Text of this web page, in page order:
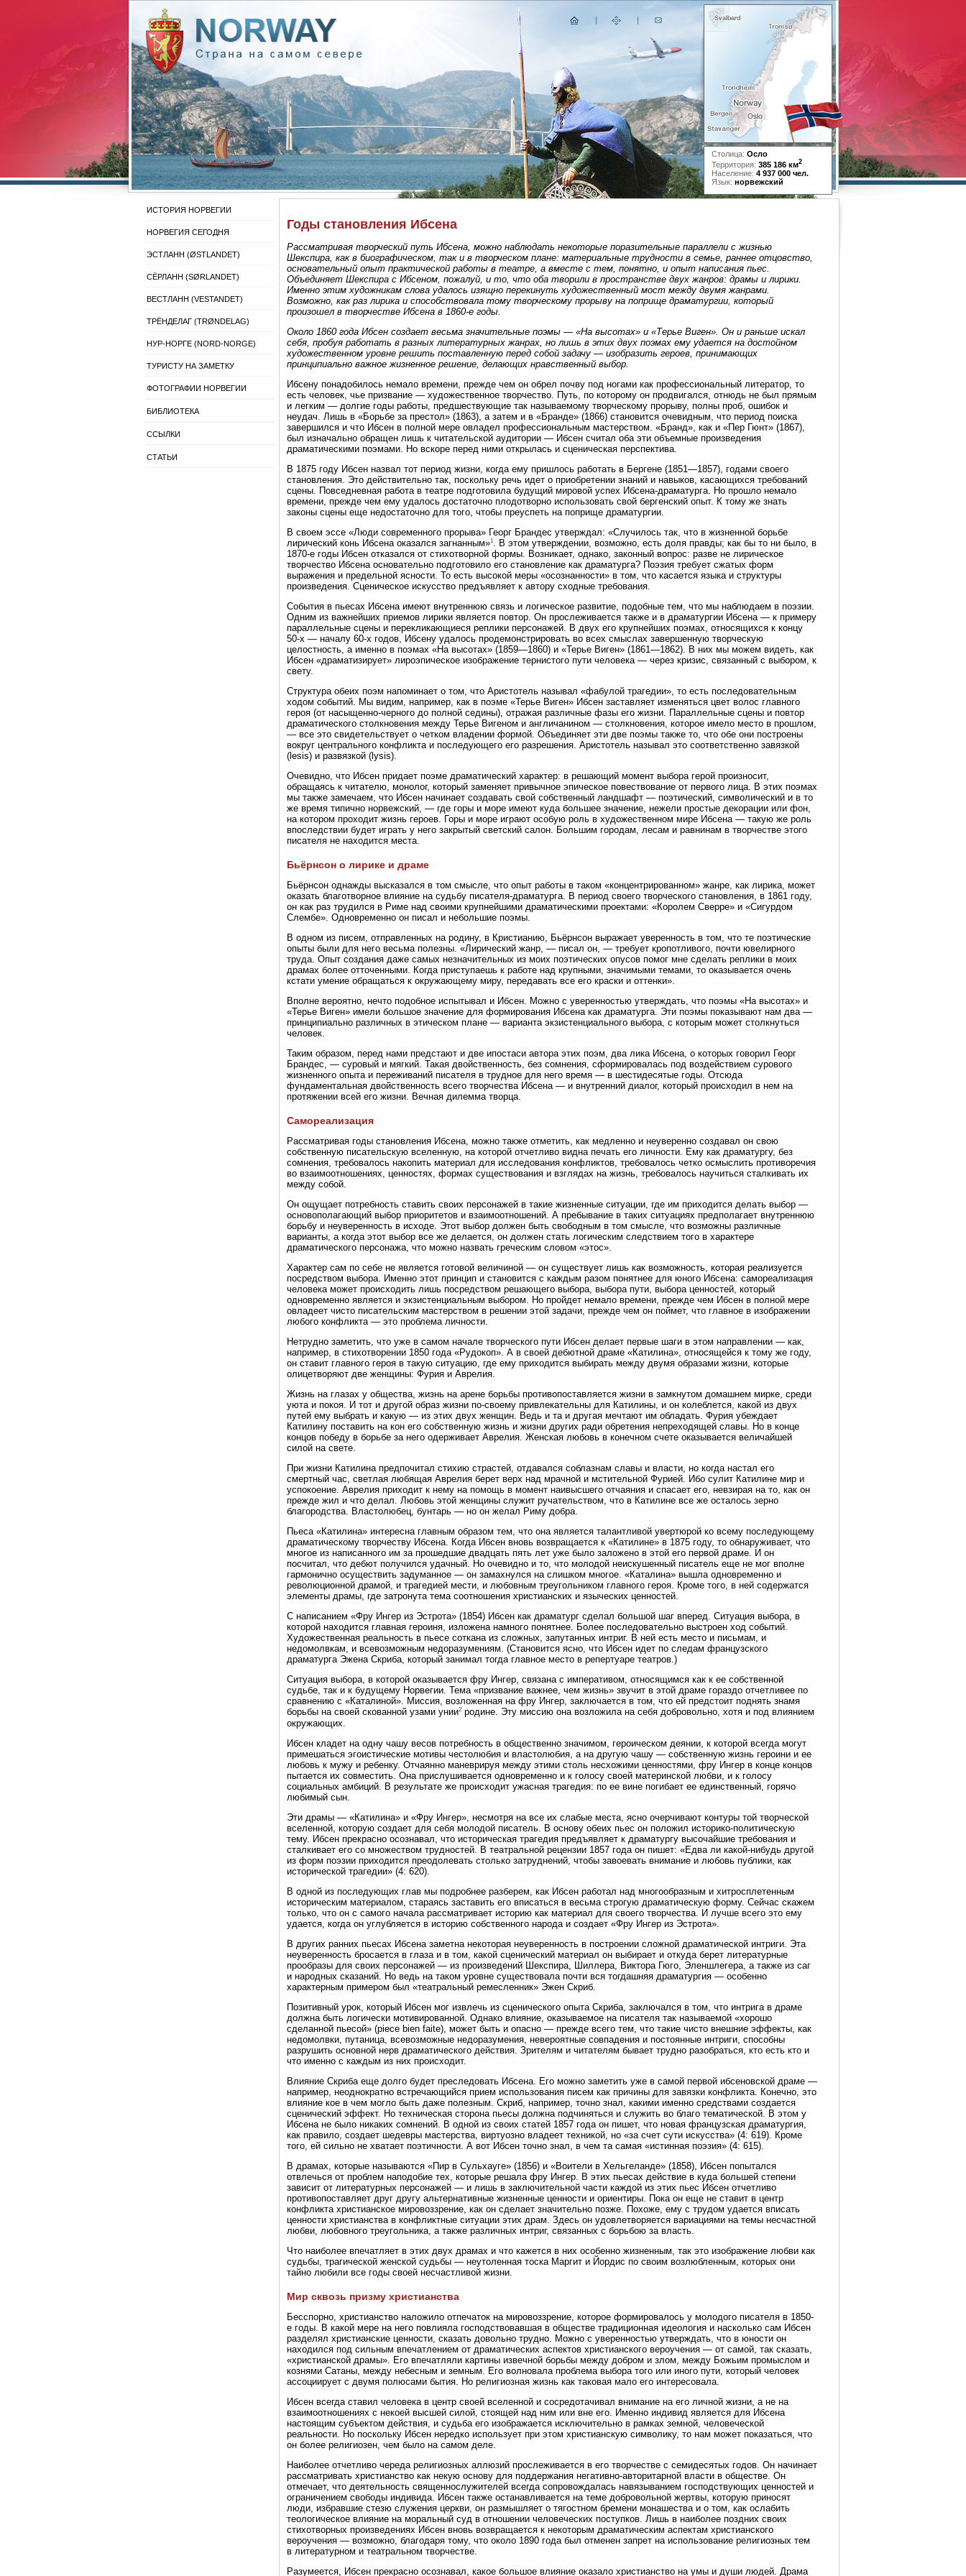
Столица: Осло
Территория: 385 186 км2
Население: 4 937 000 чел.
Язык: норвежский
ИСТОРИЯ НОРВЕГИИ
НОРВЕГИЯ СЕГОДНЯ
ЭСТЛАНН (ØSTLANDET)
СЁРЛАНН (SØRLANDET)
ВЕСТЛАНН (VESTANDET)
ТРЁНДЕЛАГ (TRØNDELAG)
НУР-НОРГЕ (NORD-NORGE)
ТУРИСТУ НА ЗАМЕТКУ
ФОТОГРАФИИ НОРВЕГИИ
БИБЛИОТЕКА
ССЫЛКИ
СТАТЬИ
Годы становления Ибсена
Рассматривая творческий путь Ибсена, можно наблюдать некоторые поразительные параллели с жизнью
Шекспира, как в биографическом, так и в творческом плане: материальные трудности в семье, раннее отцовство,
основательный опыт практической работы в театре, а вместе с тем, понятно, и опыт написания пьес.
Объединяет Шекспира с Ибсеном, пожалуй, и то, что оба творили в пространстве двух жанров: драмы и лирики.
Именно этим художникам слова удалось изящно перекинуть художественный мост между двумя жанрами.
Возможно, как раз лирика и способствовала тому творческому прорыву на поприще драматургии, который
произошел в творчестве Ибсена в 1860-е годы.
Около 1860 года Ибсен создает весьма значительные поэмы — «На высотах» и «Терье Виген». Он и раньше искал
себя, пробуя работать в разных литературных жанрах, но лишь в этих двух поэмах ему удается на достойном
художественном уровне решить поставленную перед собой задачу — изобразить героев, принимающих
принципиально важное жизненное решение, делающих нравственный выбор.
Ибсену понадобилось немало времени, прежде чем он обрел почву под ногами как профессиональный литератор, то
есть человек, чье призвание — художественное творчество. Путь, по которому он продвигался, отнюдь не был прямым
и легким — долгие годы работы, предшествующие так называемому творческому прорыву, полны проб, ошибок и
неудач. Лишь в «Борьбе за престол» (1863), а затем и в «Бранде» (1866) становится очевидным, что период поиска
завершился и что Ибсен в полной мере овладел профессиональным мастерством. «Бранд», как и «Пер Гюнт» (1867),
был изначально обращен лишь к читательской аудитории — Ибсен считал оба эти объемные произведения
драматическими поэмами. Но вскоре перед ними открылась и сценическая перспектива.
В 1875 году Ибсен назвал тот период жизни, когда ему пришлось работать в Бергене (1851—1857), годами своего
становления. Это действительно так, поскольку речь идет о приобретении знаний и навыков, касающихся требований
сцены. Повседневная работа в театре подготовила будущий мировой успех Ибсена-драматурга. Но прошло немало
времени, прежде чем ему удалось достаточно плодотворно использовать свой бергенский опыт. К тому же знать
законы сцены еще недостаточно для того, чтобы преуспеть на поприще драматургии.
В своем эссе «Люди современного прорыва» Георг Брандес утверждал: «Случилось так, что в жизненной борьбе
лирический конь Ибсена оказался загнанным»1. В этом утверждении, возможно, есть доля правды; как бы то ни было, в
1870-е годы Ибсен отказался от стихотворной формы. Возникает, однако, законный вопрос: разве не лирическое
творчество Ибсена основательно подготовило его становление как драматурга? Поэзия требует сжатых форм
выражения и предельной ясности. То есть высокой меры «осознанности» в том, что касается языка и структуры
произведения. Сценическое искусство предъявляет к автору сходные требования.
События в пьесах Ибсена имеют внутреннюю связь и логическое развитие, подобные тем, что мы наблюдаем в поэзии.
Одним из важнейших приемов лирики является повтор. Он прослеживается также и в драматургии Ибсена — к примеру
параллельные сцены и перекликающиеся реплики персонажей. В двух его крупнейших поэмах, относящихся к концу
50-х — началу 60-х годов, Ибсену удалось продемонстрировать во всех смыслах завершенную творческую
целостность, а именно в поэмах «На высотах» (1859—1860) и «Терье Виген» (1861—1862). В них мы можем видеть, как
Ибсен «драматизирует» лироэпическое изображение тернистого пути человека — через кризис, связанный с выбором, к
свету.
Структура обеих поэм напоминает о том, что Аристотель называл «фабулой трагедии», то есть последовательным
ходом событий. Мы видим, например, как в поэме «Терье Виген» Ибсен заставляет изменяться цвет волос главного
героя (от насыщенно-черного до полной седины), отражая различные фазы его жизни. Параллельные сцены и повтор
драматического столкновения между Терье Вигеном и англичанином — столкновения, которое имело место в прошлом,
— все это свидетельствует о четком владении формой. Объединяет эти две поэмы также то, что обе они построены
вокруг центрального конфликта и последующего его разрешения. Аристотель называл это соответственно завязкой
(lesis) и развязкой (lysis).
Очевидно, что Ибсен придает поэме драматический характер: в решающий момент выбора герой произносит,
обращаясь к читателю, монолог, который заменяет привычное эпическое повествование от первого лица. В этих поэмах
мы также замечаем, что Ибсен начинает создавать свой собственный ландшафт — поэтический, символический и в то
же время типично норвежский, — где горы и море имеют куда большее значение, нежели простые декорации или фон,
на котором проходит жизнь героев. Горы и море играют особую роль в художественном мире Ибсена — такую же роль
впоследствии будет играть у него закрытый светский салон. Большим городам, лесам и равнинам в творчестве этого
писателя не находится места.
Бьёрнсон о лирике и драме
Бьёрнсон однажды высказался в том смысле, что опыт работы в таком «концентрированном» жанре, как лирика, может
оказать благотворное влияние на судьбу писателя-драматурга. В период своего творческого становления, в 1861 году,
он как раз трудился в Риме над своими крупнейшими драматическими проектами: «Королем Сверре» и «Сигурдом
Слембе». Одновременно он писал и небольшие поэмы.
В одном из писем, отправленных на родину, в Кристианию, Бьёрнсон выражает уверенность в том, что те поэтические
опыты были для него весьма полезны. «Лирический жанр, — писал он, — требует кропотливого, почти ювелирного
труда. Опыт создания даже самых незначительных из моих поэтических опусов помог мне сделать реплики в моих
драмах более отточенными. Когда приступаешь к работе над крупными, значимыми темами, то оказывается очень
кстати умение обращаться к окружающему миру, передавать все его краски и оттенки».
Вполне вероятно, нечто подобное испытывал и Ибсен. Можно с уверенностью утверждать, что поэмы «На высотах» и
«Терье Виген» имели большое значение для формирования Ибсена как драматурга. Эти поэмы показывают нам два —
принципиально различных в этическом плане — варианта экзистенциального выбора, с которым может столкнуться
человек.
Таким образом, перед нами предстают и две ипостаси автора этих поэм, два лика Ибсена, о которых говорил Георг
Брандес, — суровый и мягкий. Такая двойственность, без сомнения, сформировалась под воздействием сурового
жизненного опыта и переживаний писателя в трудное для него время — в шестидесятые годы. Отсюда
фундаментальная двойственность всего творчества Ибсена — и внутренний диалог, который происходил в нем на
протяжении всей его жизни. Вечная дилемма творца.
Самореализация
Рассматривая годы становления Ибсена, можно также отметить, как медленно и неуверенно создавал он свою
собственную писательскую вселенную, на которой отчетливо видна печать его личности. Ему как драматургу, без
сомнения, требовалось накопить материал для исследования конфликтов, требовалось четко осмыслить противоречия
во взаимоотношениях, ценностях, формах существования и взглядах на жизнь, требовалось научиться сталкивать их
между собой.
Он ощущает потребность ставить своих персонажей в такие жизненные ситуации, где им приходится делать выбор —
основополагающий выбор приоритетов и взаимоотношений. А пребывание в таких ситуациях предполагает внутреннюю
борьбу и неуверенность в исходе. Этот выбор должен быть свободным в том смысле, что возможны различные
варианты, а когда этот выбор все же делается, он должен стать логическим следствием того в характере
драматического персонажа, что можно назвать греческим словом «этос».
Характер сам по себе не является готовой величиной — он существует лишь как возможность, которая реализуется
посредством выбора. Именно этот принцип и становится с каждым разом понятнее для юного Ибсена: самореализация
человека может происходить лишь посредством решающего выбора, выбора пути, выбора ценностей, который
одновременно является и экзистенциальным выбором. Но пройдет немало времени, прежде чем Ибсен в полной мере
овладеет чисто писательским мастерством в решении этой задачи, прежде чем он поймет, что главное в изображении
любого конфликта — это проблема личности.
Нетрудно заметить, что уже в самом начале творческого пути Ибсен делает первые шаги в этом направлении — как,
например, в стихотворении 1850 года «Рудокоп». А в своей дебютной драме «Катилина», относящейся к тому же году,
он ставит главного героя в такую ситуацию, где ему приходится выбирать между двумя образами жизни, которые
олицетворяют две женщины: Фурия и Аврелия.
Жизнь на глазах у общества, жизнь на арене борьбы противопоставляется жизни в замкнутом домашнем мирке, среди
уюта и покоя. И тот и другой образ жизни по-своему привлекательны для Катилины, и он колеблется, какой из двух
путей ему выбрать и какую — из этих двух женщин. Ведь и та и другая мечтают им обладать. Фурия убеждает
Катилину поставить на кон его собственную жизнь и жизни других ради обретения непреходящей славы. Но в конце
концов победу в борьбе за него одерживает Аврелия. Женская любовь в конечном счете оказывается величайшей
силой на свете.
При жизни Катилина предпочитал стихию страстей, отдавался соблазнам славы и власти, но когда настал его
смертный час, светлая любящая Аврелия берет верх над мрачной и мстительной Фурией. Ибо сулит Катилине мир и
успокоение. Аврелия приходит к нему на помощь в момент наивысшего отчаяния и спасает его, невзирая на то, как он
прежде жил и что делал. Любовь этой женщины служит ручательством, что в Катилине все же осталось зерно
благородства. Властолюбец, бунтарь — но он желал Риму добра.
Пьеса «Катилина» интересна главным образом тем, что она является талантливой увертюрой ко всему последующему
драматическому творчеству Ибсена. Когда Ибсен вновь возвращается к «Катилине» в 1875 году, то обнаруживает, что
многое из написанного им за прошедшие двадцать пять лет уже было заложено в этой его первой драме. И он
посчитал, что дебют получился удачный. Но очевидно и то, что молодой неискушенный писатель еще не мог вполне
гармонично осуществить задуманное — он замахнулся на слишком многое. «Каталина» вышла одновременно и
революционной драмой, и трагедией мести, и любовным треугольником главного героя. Кроме того, в ней содержатся
элементы драмы, где затронута тема соотношения христианских и языческих ценностей.
С написанием «Фру Ингер из Эстрота» (1854) Ибсен как драматург сделал большой шаг вперед. Ситуация выбора, в
которой находится главная героиня, изложена намного понятнее. Более последовательно выстроен ход событий.
Художественная реальность в пьесе соткана из сложных, запутанных интриг. В ней есть место и письмам, и
недомолвкам, и всевозможным недоразумениям. (Становится ясно, что Ибсен идет по следам французского
драматурга Эжена Скриба, который занимал тогда главное место в репертуаре театров.)
Ситуация выбора, в которой оказывается фру Ингер, связана с императивом, относящимся как к ее собственной
судьбе, так и к будущему Норвегии. Тема «призвание важнее, чем жизнь» звучит в этой драме гораздо отчетливее по
сравнению с «Каталиной». Миссия, возложенная на фру Ингер, заключается в том, что ей предстоит поднять знамя
борьбы на своей скованной узами унии2 родине. Эту миссию она возложила на себя добровольно, хотя и под влиянием
окружающих.
Ибсен кладет на одну чашу весов потребность в общественно значимом, героическом деянии, к которой всегда могут
примешаться эгоистические мотивы честолюбия и властолюбия, а на другую чашу — собственную жизнь героини и ее
любовь к мужу и ребенку. Отчаянно маневрируя между этими столь несхожими ценностями, фру Ингер в конце концов
пытается их совместить. Она прислушивается одновременно и к голосу своей материнской любви, и к голосу
социальных амбиций. В результате же происходит ужасная трагедия: по ее вине погибает ее единственный, горячо
любимый сын.
Эти драмы — «Катилина» и «Фру Ингер», несмотря на все их слабые места, ясно очерчивают контуры той творческой
вселенной, которую создает для себя молодой писатель. В основу обеих пьес он положил историко-политическую
тему. Ибсен прекрасно осознавал, что историческая трагедия предъявляет к драматургу высочайшие требования и
сталкивает его со множеством трудностей. В театральной рецензии 1857 года он пишет: «Едва ли какой-нибудь другой
из форм поэзии приходится преодолевать столько затруднений, чтобы завоевать внимание и любовь публики, как
исторической трагедии» (4: 620).
В одной из последующих глав мы подробнее разберем, как Ибсен работал над многообразным и хитросплетенным
историческим материалом, стараясь заставить его вписаться в весьма строгую драматическую форму. Сейчас скажем
только, что он с самого начала рассматривает историю как материал для своего творчества. И лучше всего это ему
удается, когда он углубляется в историю собственного народа и создает «Фру Ингер из Эстрота».
В других ранних пьесах Ибсена заметна некоторая неуверенность в построении сложной драматической интриги. Эта
неуверенность бросается в глаза и в том, какой сценический материал он выбирает и откуда берет литературные
прообразы для своих персонажей — из произведений Шекспира, Шиллера, Виктора Гюго, Эленшлегера, а также из саг
и народных сказаний. Но ведь на таком уровне существовала почти вся тогдашняя драматургия — особенно
характерным примером был «театральный ремесленник» Эжен Скриб.
Позитивный урок, который Ибсен мог извлечь из сценического опыта Скриба, заключался в том, что интрига в драме
должна быть логически мотивированной. Однако влияние, оказываемое на писателя так называемой «хорошо
сделанной пьесой» (piece bien faite), может быть и опасно — прежде всего тем, что такие чисто внешние эффекты, как
недомолвки, путаница, всевозможные недоразумения, невероятные совпадения и постоянные интриги, способны
разрушить основной нерв драматического действия. Зрителям и читателям бывает трудно разобраться, кто есть кто и
что именно с каждым из них происходит.
Влияние Скриба еще долго будет преследовать Ибсена. Его можно заметить уже в самой первой ибсеновской драме —
например, неоднократно встречающийся прием использования писем как причины для завязки конфликта. Конечно, это
влияние кое в чем могло быть даже полезным. Скриб, например, точно знал, какими именно средствами создается
сценический эффект. Но техническая сторона пьесы должна подчиняться и служить во благо тематической. В этом у
Ибсена не было никаких сомнений. В одной из своих статей 1857 года он пишет, что новая французская драматургия,
как правило, создает шедевры мастерства, виртуозно владеет техникой, но «за счет сути искусства» (4: 619). Кроме
того, ей сильно не хватает поэтичности. А вот Ибсен точно знал, в чем та самая «истинная поэзия» (4: 615).
В драмах, которые называются «Пир в Сульхауге» (1856) и «Воители в Хельгеланде» (1858), Ибсен попытался
отвлечься от проблем наподобие тех, которые решала фру Ингер. В этих пьесах действие в куда большей степени
зависит от литературных персонажей — и лишь в заключительной части каждой из этих пьес Ибсен отчетливо
противопоставляет друг другу альтернативные жизненные ценности и ориентиры. Пока он еще не ставит в центр
конфликта христианское мировоззрение, как он сделает значительно позже. Похоже, ему с трудом удается вписать
ценности христианства в конфликтные ситуации этих драм. Здесь он удовлетворяется вариациями на темы несчастной
любви, любовного треугольника, а также различных интриг, связанных с борьбою за власть.
Что наиболее впечатляет в этих двух драмах и что кажется в них особенно жизненным, так это изображение любви как
судьбы, трагической женской судьбы — неутоленная тоска Маргит и Йордис по своим возлюбленным, которых они
тайно любили все годы своей несчастливой жизни.
Мир сквозь призму христианства
Бесспорно, христианство наложило отпечаток на мировоззрение, которое формировалось у молодого писателя в 1850-
е годы. В какой мере на него повлияла господствовавшая в обществе традиционная идеология и насколько сам Ибсен
разделял христианские ценности, сказать довольно трудно. Можно с уверенностью утверждать, что в юности он
находился под сильным впечатлением от драматических аспектов христианского вероучения — от самой, так сказать,
«христианской драмы». Его впечатляли картины извечной борьбы между добром и злом, между Божьим промыслом и
кознями Сатаны, между небесным и земным. Его волновала проблема выбора того или иного пути, который человек
ассоциирует с двумя полюсами бытия. Но религиозная жизнь как таковая мало его интересовала.
Ибсен всегда ставил человека в центр своей вселенной и сосредотачивал внимание на его личной жизни, а не на
взаимоотношениях с некоей высшей силой, стоящей над ним или вне его. Именно индивид является для Ибсена
настоящим субъектом действия, и судьба его изображается исключительно в рамках земной, человеческой
реальности. Но поскольку Ибсен нередко использует при этом христианскую символику, то нам может показаться, что
он более религиозен, чем было на самом деле.
Наиболее отчетливо череда религиозных аллюзий прослеживается в его творчестве с семидесятых годов. Он начинает
рассматривать христианство как некую основу для поддержания негативно-авторитарной власти в обществе. Он
отмечает, что деятельность священнослужителей всегда сопровождалась навязыванием господствующих ценностей и
ограничением свободы индивида. Ибсен также останавливается на теме добровольной жертвы, которую приносят
люди, избравшие стезю служения церкви, он размышляет о тягостном бремени монашества и о том, как ослабить
теологическое влияние на моральный суд в отношении человеческих поступков. Лишь в наиболее поздних своих
стихотворных произведениях Ибсен вновь возвращается к некоторым драматическим аспектам христианского
вероучения — возможно, благодаря тому, что около 1890 года был отменен запрет на использование религиозных тем
в литературном и театральном творчестве.
Разумеется, Ибсен прекрасно осознавал, какое большое влияние оказало христианство на умы и души людей. Драма